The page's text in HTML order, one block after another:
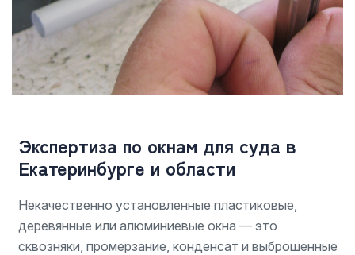
Экспертиза по окнам для суда в
Екатеринбурге и области
Некачественно установленные пластиковые,
деревянные или алюминиевые окна — это
сквозняки, промерзание, конденсат и выброшенные